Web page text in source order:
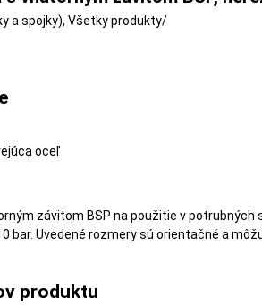
a spojky), Všetky produkty/
oceľ
závitom BSP na použitie v
bar. Uvedené rozmery sú orientačné a
produktu